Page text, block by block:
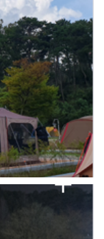
변경 안내
변경 안내